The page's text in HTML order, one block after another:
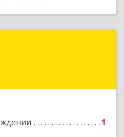
1
обл, Калач-на-Дону г,